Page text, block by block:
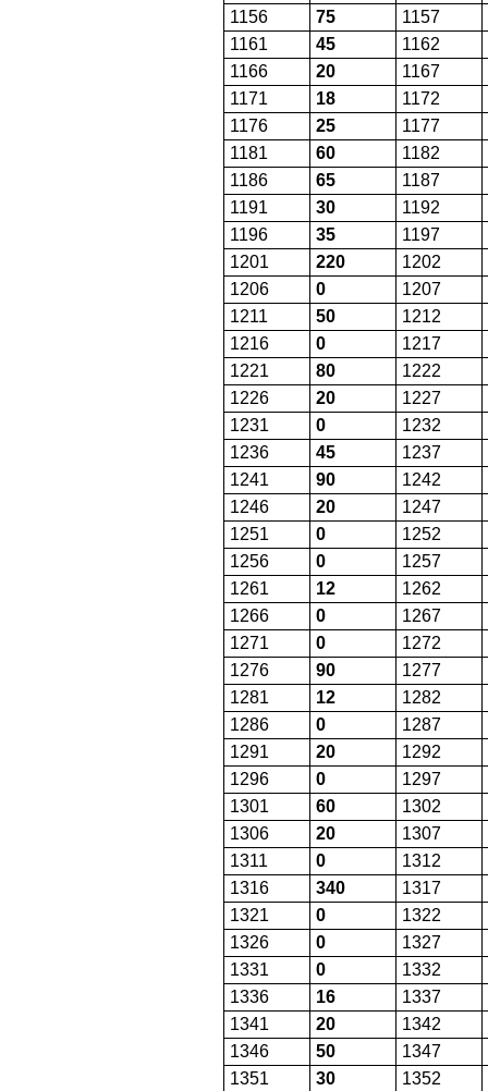
1156
75
1157
1161
45
1162
1166
20
1167
1171
18
1172
1176
25
1177
1181
60
1182
1186
65
1187
1191
30
1192
1196
35
1197
1201
220
1202
1206
0
1207
1211
50
1212
1216
0
1217
1221
80
1222
1226
20
1227
1231
0
1232
1236
45
1237
1241
90
1242
1246
20
1247
1251
0
1252
1256
0
1257
1261
12
1262
1266
0
1267
1271
0
1272
1276
90
1277
1281
12
1282
1286
0
1287
1291
20
1292
1296
0
1297
1301
60
1302
1306
20
1307
1311
0
1312
1316
340
1317
1321
0
1322
1326
0
1327
1331
0
1332
1336
16
1337
1341
20
1342
1346
50
1347
1351
30 1352